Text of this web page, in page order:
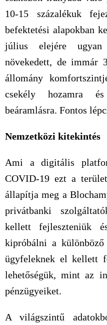
10-15 százalékuk
befektetési alapokban
július elejére
növekedett, de immár
állomány
csekély hozamra
beáramlásra. Fontos
Nemzetközi kitekintés
Ami a digitális
COVID-19 ezt a
állapítja meg a
privátbanki
kellett fejleszteniük
kipróbálni a
ügyfeleknek el kellett
lehetőségük, mint az
pénzügyeiket.
A világszintű